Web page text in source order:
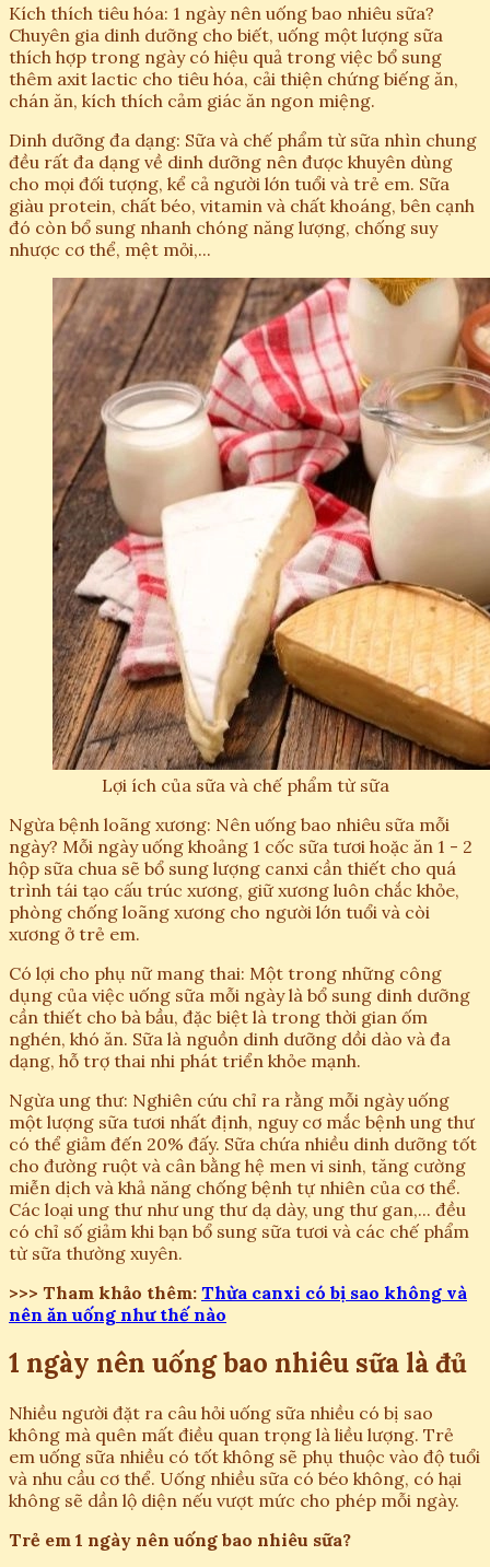
Kích thích tiêu hóa: 1 ngày nên uống bao nhiêu sữa?
Chuyên gia dinh dưỡng cho biết, uống một lượng sữa
thích hợp trong ngày có hiệu quả trong việc bổ sung
thêm axit lactic cho tiêu hóa, cải thiện chứng biếng ăn,
chán ăn, kích thích cảm giác ăn ngon miệng.
Dinh dưỡng đa dạng: Sữa và chế phẩm từ sữa nhìn chung
đều rất đa dạng về dinh dưỡng nên được khuyên dùng
cho mọi đối tượng, kể cả người lớn tuổi và trẻ em. Sữa
giàu protein, chất béo, vitamin và chất khoáng, bên cạnh
đó còn bổ sung nhanh chóng năng lượng, chống suy
nhược cơ thể, mệt mỏi,...
Lợi ích của sữa và chế phẩm từ sữa
Ngừa bệnh loãng xương: Nên uống bao nhiêu sữa mỗi
ngày? Mỗi ngày uống khoảng 1 cốc sữa tươi hoặc ăn 1 - 2
hộp sữa chua sẽ bổ sung lượng canxi cần thiết cho quá
trình tái tạo cấu trúc xương, giữ xương luôn chắc khỏe,
phòng chống loãng xương cho người lớn tuổi và còi
xương ở trẻ em.
Có lợi cho phụ nữ mang thai: Một trong những công
dụng của việc uống sữa mỗi ngày là bổ sung dinh dưỡng
cần thiết cho bà bầu, đặc biệt là trong thời gian ốm
nghén, khó ăn. Sữa là nguồn dinh dưỡng dồi dào và đa
dạng, hỗ trợ thai nhi phát triển khỏe mạnh.
Ngừa ung thư: Nghiên cứu chỉ ra rằng mỗi ngày uống
một lượng sữa tươi nhất định, nguy cơ mắc bệnh ung thư
có thể giảm đến 20% đấy. Sữa chứa nhiều dinh dưỡng tốt
cho đường ruột và cân bằng hệ men vi sinh, tăng cường
miễn dịch và khả năng chống bệnh tự nhiên của cơ thể.
Các loại ung thư như ung thư dạ dày, ung thư gan,... đều
có chỉ số giảm khi bạn bổ sung sữa tươi và các chế phẩm
từ sữa thường xuyên.
>>> Tham khảo thêm: Thừa canxi có bị sao không và
nên ăn uống như thế nào
1 ngày nên uống bao nhiêu sữa là đủ
Nhiều người đặt ra câu hỏi uống sữa nhiều có bị sao
không mà quên mất điều quan trọng là liều lượng. Trẻ
em uống sữa nhiều có tốt không sẽ phụ thuộc vào độ tuổi
và nhu cầu cơ thể. Uống nhiều sữa có béo không, có hại
không sẽ dần lộ diện nếu vượt mức cho phép mỗi ngày.
Trẻ em 1 ngày nên uống bao nhiêu sữa?